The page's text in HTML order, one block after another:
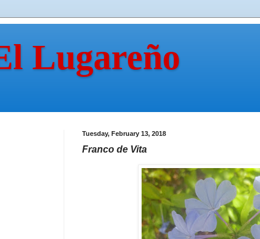
Lugareño
Tuesday, February 13, 2018
Franco de Vita